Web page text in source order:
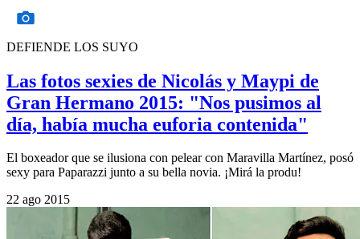
DEFIENDE LOS SUYO
Las fotos sexies de Nicolás y Maypi de
Gran Hermano 2015: "Nos pusimos al
día, había mucha euforia contenida"
El boxeador que se ilusiona con pelear con Maravilla Martínez, posó
sexy para Paparazzi junto a su bella novia. ¡Mirá la produ!
22 ago 2015